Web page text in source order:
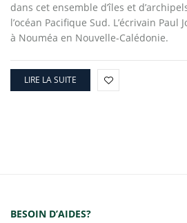
dans cet ensemble d’îles et
l’océan Pacifique Sud. L’écrivain Paul
à Nouméa en Nouvelle-Calédonie.
LIRE LA SUITE
BESOIN D’AIDES?